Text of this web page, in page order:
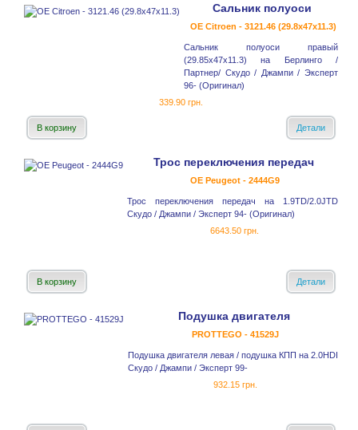
Сальник полуоси
OE Citroen - 3121.46 (29.8x47x11.3)
Сальник полуоси правый
(29.85x47x11.3) на Берлинго /
Партнер/ Скудо / Джампи / Эксперт
96- (Оригинал)
339.90 грн.
В корзину Детали
Трос переключения передач
OE Peugeot - 2444G9
Трос переключения передач на 1.9TD/2.0JTD
Скудо / Джампи / Эксперт 94- (Оригинал)
6643.50 грн.
В корзину Детали
Подушка двигателя
PROTTEGO - 41529J
Подушка двигателя левая / подушка КПП на 2.0HDI
Скудо / Джампи / Эксперт 99-
932.15 грн.